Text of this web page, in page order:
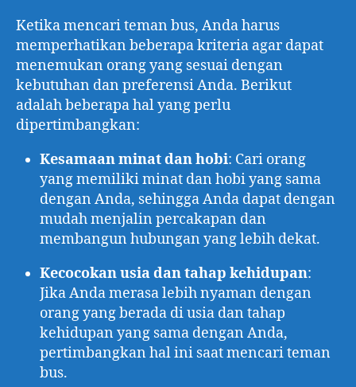
Ketika mencari teman bus, Anda harus
memperhatikan beberapa kriteria agar dapat
menemukan orang yang sesuai dengan
kebutuhan dan preferensi Anda. Berikut
adalah beberapa hal yang perlu
dipertimbangkan:
Kesamaan minat dan hobi: Cari orang
yang memiliki minat dan hobi yang sama
dengan Anda, sehingga Anda dapat dengan
mudah menjalin percakapan dan
membangun hubungan yang lebih dekat.
Kecocokan usia dan tahap kehidupan:
Jika Anda merasa lebih nyaman dengan
orang yang berada di usia dan tahap
kehidupan yang sama dengan Anda,
pertimbangkan hal ini saat mencari teman
bus.